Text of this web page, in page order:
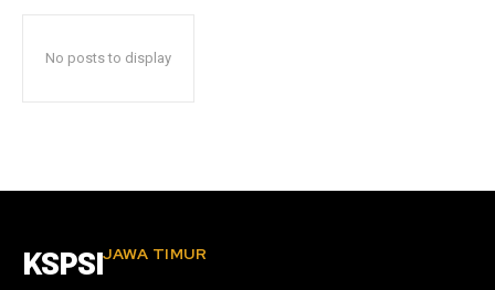
No posts to display
KSPSI JAWA TIMUR